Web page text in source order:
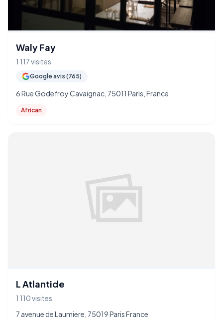
Waly Fay
1 117 visites
Google avis (765)
6 Rue Godefroy Cavaignac, 75011 Paris, France
African
L Atlantide
1 110 visites
7 avenue de Laumiere, 75019 Paris France